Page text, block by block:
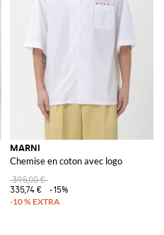
MARNI
Chemise en coton avec logo
395,00 €
335,74 €
-15%